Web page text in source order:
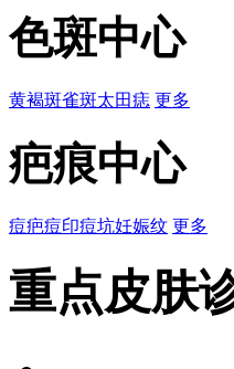
色斑中心
黄褐斑雀斑太田痣 更多
疤痕中心
痘疤痘印痘坑妊娠纹 更多
重点皮肤